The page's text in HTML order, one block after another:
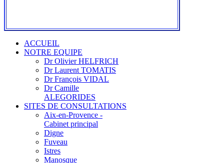
ACCUEIL
NOTRE EQUIPE
Dr Olivier HELFRICH
Dr Laurent TOMATIS
Dr François VIDAL
Dr Camille
ALEGORIDES
SITES DE CONSULTATIONS
Aix-en-Provence -
Cabinet principal
Digne
Fuveau
Istres
Manosque